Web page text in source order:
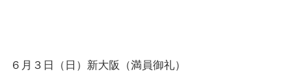
６月３日（日）新大阪（満員御礼）